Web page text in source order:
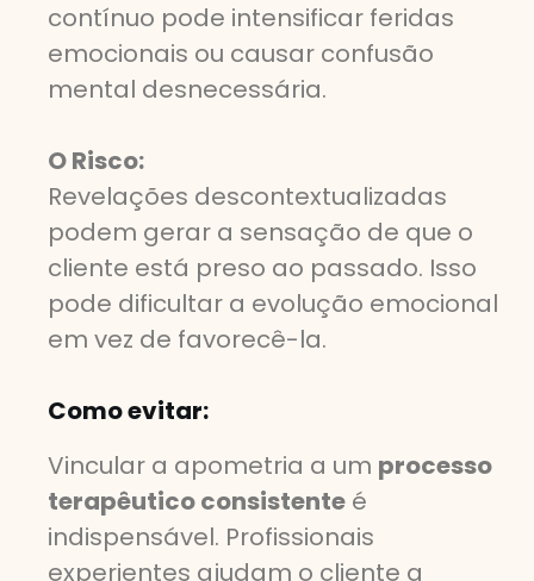
contínuo pode intensificar feridas
emocionais ou causar confusão
mental desnecessária.
O Risco:
Revelações descontextualizadas
podem gerar a sensação de que o
cliente está preso ao passado. Isso
pode dificultar a evolução emocional
em vez de favorecê-la.
Como evitar:
Vincular a apometria a um processo
terapêutico consistente é
indispensável. Profissionais
experientes ajudam o cliente a